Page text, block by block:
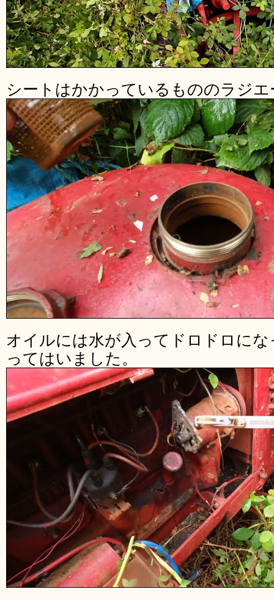
シートはかかっているもののラジ
オイルには水が入ってドロドロに
ってはいました。